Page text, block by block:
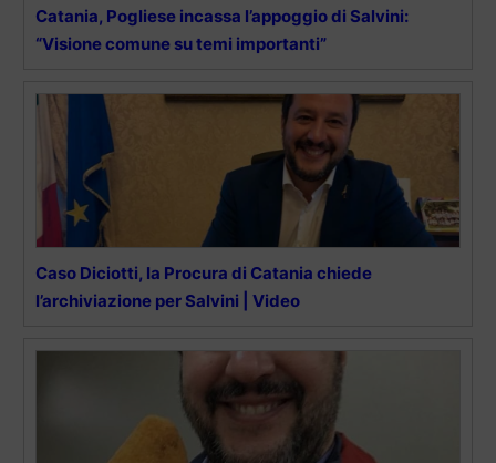
Catania, Pogliese incassa l’appoggio di Salvini:
“Visione comune su temi importanti”
Caso Diciotti, la Procura di Catania chiede
l’archiviazione per Salvini | Video